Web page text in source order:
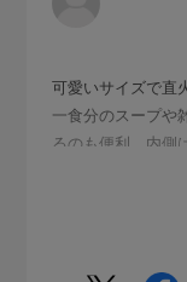
可愛いサイズで直
一食分のスープや
るのも便利。内側
サイズ的に弱火で